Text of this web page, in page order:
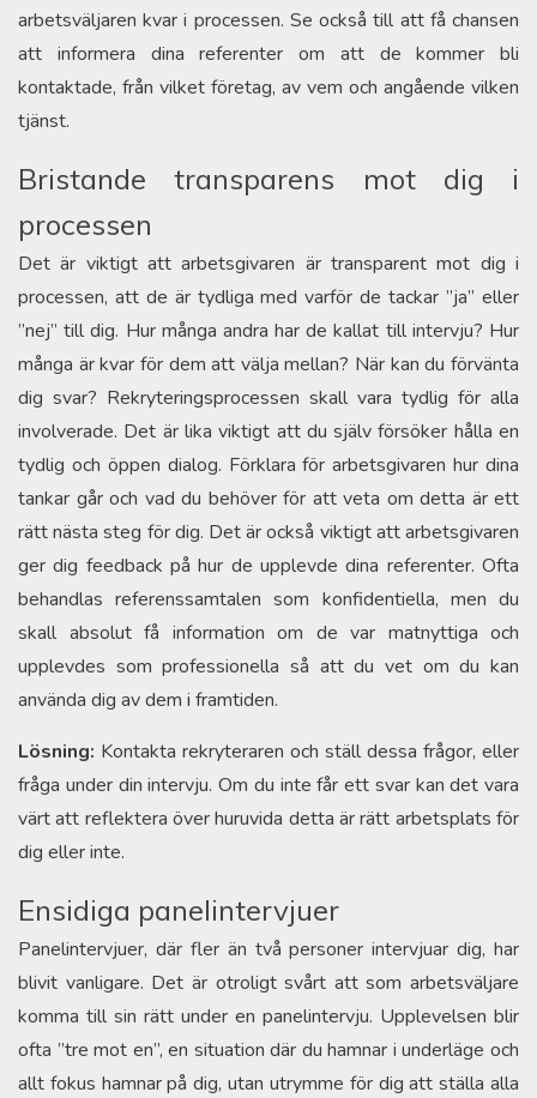
arbetsväljaren kvar i processen. Se också till att få chansen
att informera dina referenter om att de kommer bli
kontaktade, från vilket företag, av vem och angående vilken
tjänst.
Bristande transparens mot dig i
processen
Det är viktigt att arbetsgivaren är transparent mot dig i
processen, att de är tydliga med varför de tackar ”ja” eller
”nej” till dig. Hur många andra har de kallat till intervju? Hur
många är kvar för dem att välja mellan? När kan du förvänta
dig svar? Rekryteringsprocessen skall vara tydlig för alla
involverade. Det är lika viktigt att du själv försöker hålla en
tydlig och öppen dialog. Förklara för arbetsgivaren hur dina
tankar går och vad du behöver för att veta om detta är ett
rätt nästa steg för dig. Det är också viktigt att arbetsgivaren
ger dig feedback på hur de upplevde dina referenter. Ofta
behandlas referenssamtalen som konfidentiella, men du
skall absolut få information om de var matnyttiga och
upplevdes som professionella så att du vet om du kan
använda dig av dem i framtiden.
Lösning: Kontakta rekryteraren och ställ dessa frågor, eller
fråga under din intervju. Om du inte får ett svar kan det vara
värt att reflektera över huruvida detta är rätt arbetsplats för
dig eller inte.
Ensidiga panelintervjuer
Panelintervjuer, där fler än två personer intervjuar dig, har
blivit vanligare. Det är otroligt svårt att som arbetsväljare
komma till sin rätt under en panelintervju. Upplevelsen blir
ofta ”tre mot en”, en situation där du hamnar i underläge och
allt fokus hamnar på dig, utan utrymme för dig att ställa alla